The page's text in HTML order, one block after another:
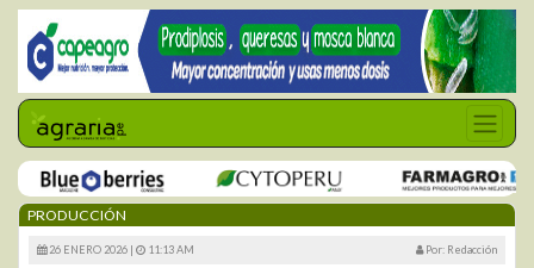
PRODUCCIÓN
26 ENERO 2026 | 11:13 AM Por: Redacción